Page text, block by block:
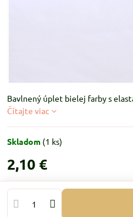
Bavlnený úplet bielej farby s
Čítajte viac
Skladom (1 ks)
2,10 €